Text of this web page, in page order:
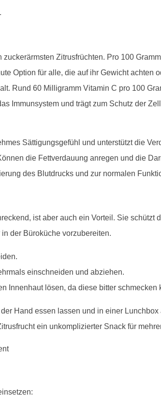
Zitrusfrüchten. Pro 100
Option für alle, die auf ihr Gewicht achten
Rund 60 Milligramm Vitamin C pro 100
Immunsystem und trägt zum Schutz der
Sättigungsgefühl und unterstützt die
die Fettverdauung anregen und die
des Blutdrucks und zur normalen
ist aber auch ein Vorteil. Sie schützt
der Büroküche vorzubereiten.
einschneiden und abziehen.
Innenhaut lösen, da diese bitter schmecken
Hand essen lassen und in einer
ein unkomplizierter Snack für